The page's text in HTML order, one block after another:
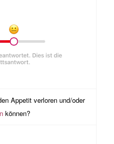
Appetit verloren und/oder
können?